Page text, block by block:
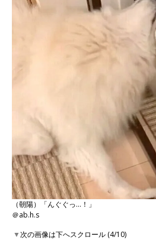
（朝陽）「んぐぐっ…！」
＠ab.h.s
▼次の画像は下へスクロール (4/10)